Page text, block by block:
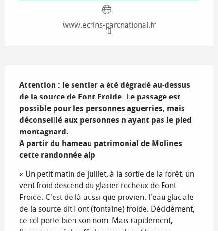
www.ecrins-parcnational.fr
Attention : le sentier a été dégradé au-dessus
de la source de Font Froide. Le passage est
possible pour les personnes aguerries, mais
déconseillé aux personnes n'ayant pas le pied
montagnard.
A partir du hameau patrimonial de Molines
cette randonnée alp
« Un petit matin de juillet, à la sortie de la forêt, un
vent froid descend du glacier rocheux de Font
Froide. C'est de là aussi que provient l'eau glaciale
de la source dit Font (fontaine) froide. Décidément,
ce col porte bien son nom. Mais rapidement,